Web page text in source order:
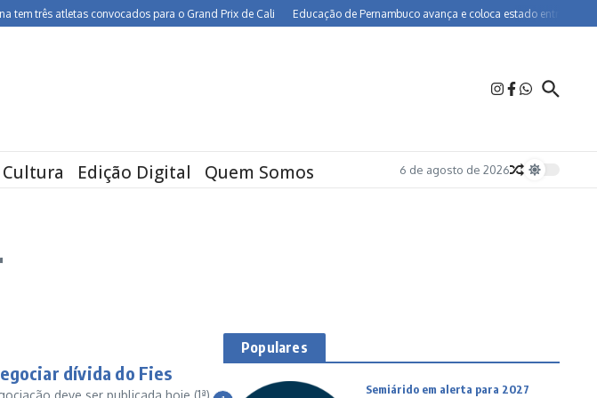
três atletas convocados para o Grand Prix de Cali Educação de Pernambuco avança e coloca estado entre os
Cultura Edição Digital Quem Somos 6 de agosto de 2026
dívida do Fies
deve ser publicada hoje (1ª)
Populares
Semiárido em alerta para 2027